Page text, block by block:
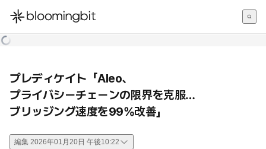
한국어
プレディケイト「Aleo、
プライバシーチェーンの限界を克服…
ブリッジング速度を99%改善」
編集 2026年01月20日 午後10:22